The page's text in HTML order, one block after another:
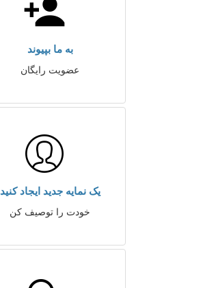
به ما بپیوند
عضویت رایگان
یک نمایه جدید ایجاد کنید
خودت را توصیف کن